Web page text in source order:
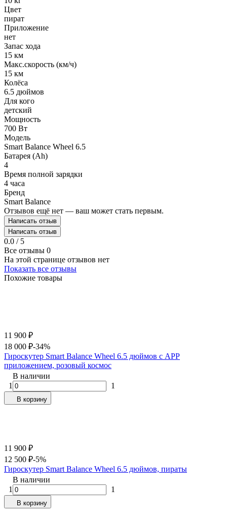
Цвет
пират
Приложение
нет
Запас хода
15 км
Макс.скорость (км/ч)
15 км
Колёса
6.5 дюймов
Для кого
детский
Мощность
700 Вт
Модель
Smart Balance Wheel 6.5
Батарея (Ah)
4
Время полной зарядки
4 часа
Бренд
Smart Balance
Отзывов ещё нет — ваш может стать первым.
Написать отзыв
Написать отзыв
0.0 / 5
Все отзывы 0
На этой странице отзывов нет
Показать все отзывы
Похожие товары
11 900 ₽
18 000 ₽-34%
Гироскутер Smart Balance Wheel 6.5 дюймов с APP
приложением, розовый космос
В наличии
1
1
В корзину
11 900 ₽
12 500 ₽-5%
Гироскутер Smart Balance Wheel 6.5 дюймов, пираты
В наличии
1
1
В корзину